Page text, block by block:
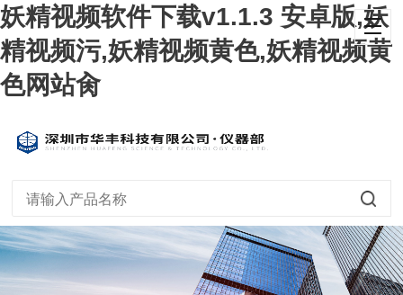
妖精视频软件下载v1.1.3 安卓版,妖
精视频污,妖精视频黄色,妖精视频黄
色网站肏